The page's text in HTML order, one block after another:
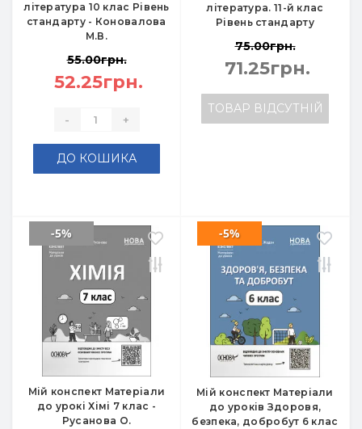
література 10 клас Рівень
стандарту - Коновалова
М.В.
55.00грн.
52.25грн.
- +
ДО КОШИКА
література. 11-й клас
Рівень стандарту
75.00грн.
71.25грн.
ТОВАР ВІДСУТНІЙ
Мій конспект Матеріали
до урокі Хімі 7 клас -
Русанова О.
-5%
Мій конспект Матеріали
до уроків Здоровя,
безпека, добробут 6 клас
-5%